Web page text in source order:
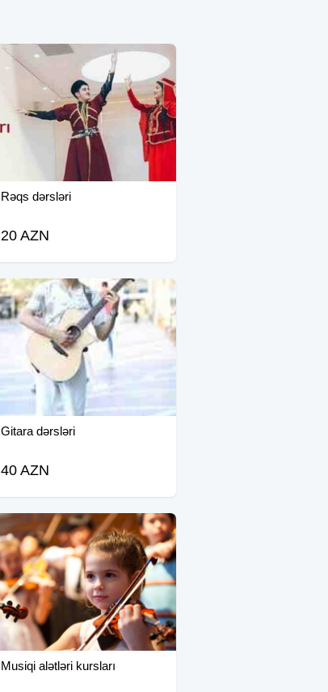
Rəqs dərsləri
20 AZN
Gitara dərsləri
40 AZN
Musiqi alətləri kursları